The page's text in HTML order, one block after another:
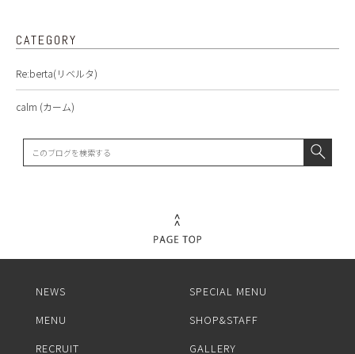
CATEGORY
Re:berta(リベルタ)
calm (カーム)
NEWS
SPECIAL MENU
MENU
SHOP&STAFF
RECRUIT
GALLERY